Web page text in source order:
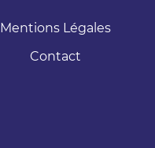
Mentions Légales
Contact